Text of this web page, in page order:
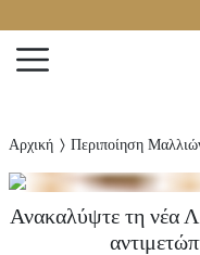
Αρχική Περιποίηση
Ανακαλύψτε τη νέα